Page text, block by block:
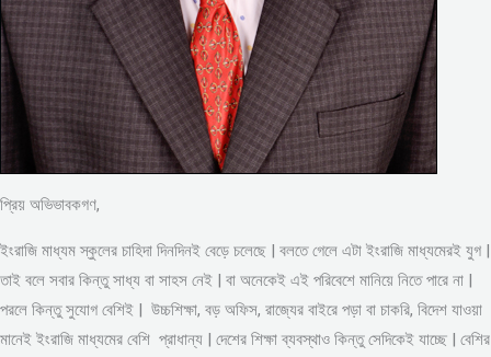
প্রিয় অভিভাবকগণ,
ইংরাজি মাধ্যম স্কুলের চাহিদা দিনদিনই বেড়ে চলেছে | বলতে গেলে এটা ইংরাজি মাধ্যমেরই যুগ |
তাই বলে সবার কিন্তু সাধ্য বা সাহস নেই | বা অনেকেই এই পরিবেশে মানিয়ে নিতে পারে না |
পরলে কিন্তু সুযোগ বেশিই | উচ্চশিক্ষা, বড় অফিস, রাজ্যের বাইরে পড়া বা চাকরি, বিদেশ যাওয়া
মানেই ইংরাজি মাধ্যমের বেশি প্রাধান্য | দেশের শিক্ষা ব্যবস্থাও কিন্তু সেদিকেই যাচ্ছে | বেশির